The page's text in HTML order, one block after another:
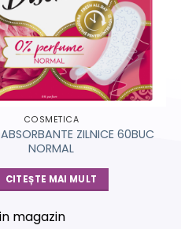
COSMETICA
ZILNICE 60BUC
NORMAL
CITEȘTE MAI MULT
magazin